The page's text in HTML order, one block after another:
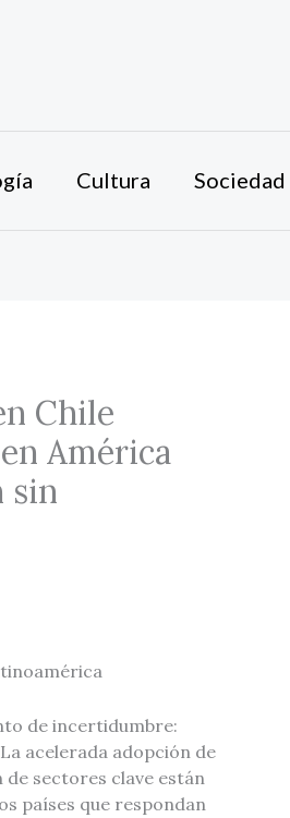
Cultura Sociedad
Chile
América
sin
de incertidumbre:
acelerada adopción de
sectores clave están
países que respondan